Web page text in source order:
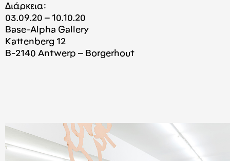
Διάρκεια:
03.09.20 – 10.10.20
Base-Alpha Gallery
Kattenberg 12
B-2140 Antwerp – Borgerhout